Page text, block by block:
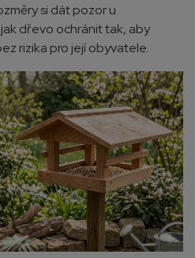
si dát pozor u
dřevo ochránit tak, aby
rizika pro její obyvatele.